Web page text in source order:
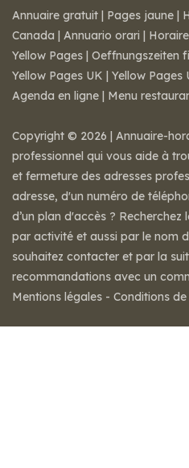
Annuaire gratuit | Pages jaune |
Canada | Annuario orari |
Yellow Pages | Oeffnungszeiten
Yellow Pages UK | Yellow Pages
Agenda en ligne | Menu
Copyright © 2026 | Annuaire-
professionnel qui vous aide à
et fermeture des adresses
adresse, d'un numéro de
d’un plan d'accès ? Recherchez
par activité et aussi par le nom
souhaitez contacter et par la
recommandations avec un
Mentions légales - Conditions